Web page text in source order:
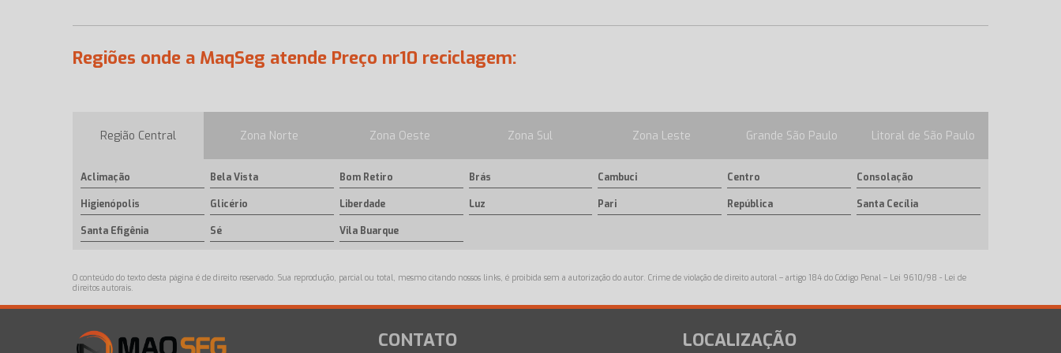
Regiões onde a MaqSeg atende Preço nr10 reciclagem:
Região Central Zona Norte Zona Oeste Zona Sul Zona Leste Grande São Paulo Litoral de São Paulo
Aclimação Bela Vista Bom Retiro Brás Cambuci Centro Consolação
Higienópolis Glicério Liberdade Luz Pari República Santa Cecília
Santa Efigênia Sé Vila Buarque
O conteúdo do texto desta página é de direito reservado. Sua reprodução, parcial ou total, mesmo citando nossos links, é proibida sem a autorização do autor. Crime de violação de direito autoral – artigo 184 do Código Penal – Lei 9610/98 - Lei de
direitos autorais.
CONTATO LOCALIZAÇÃO